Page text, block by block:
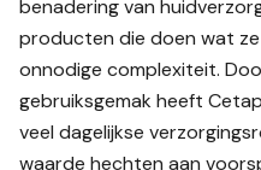
benadering van
producten die doen wat
onnodige complexiteit.
gebruiksgemak heeft
veel dagelijkse
waarde hechten aan